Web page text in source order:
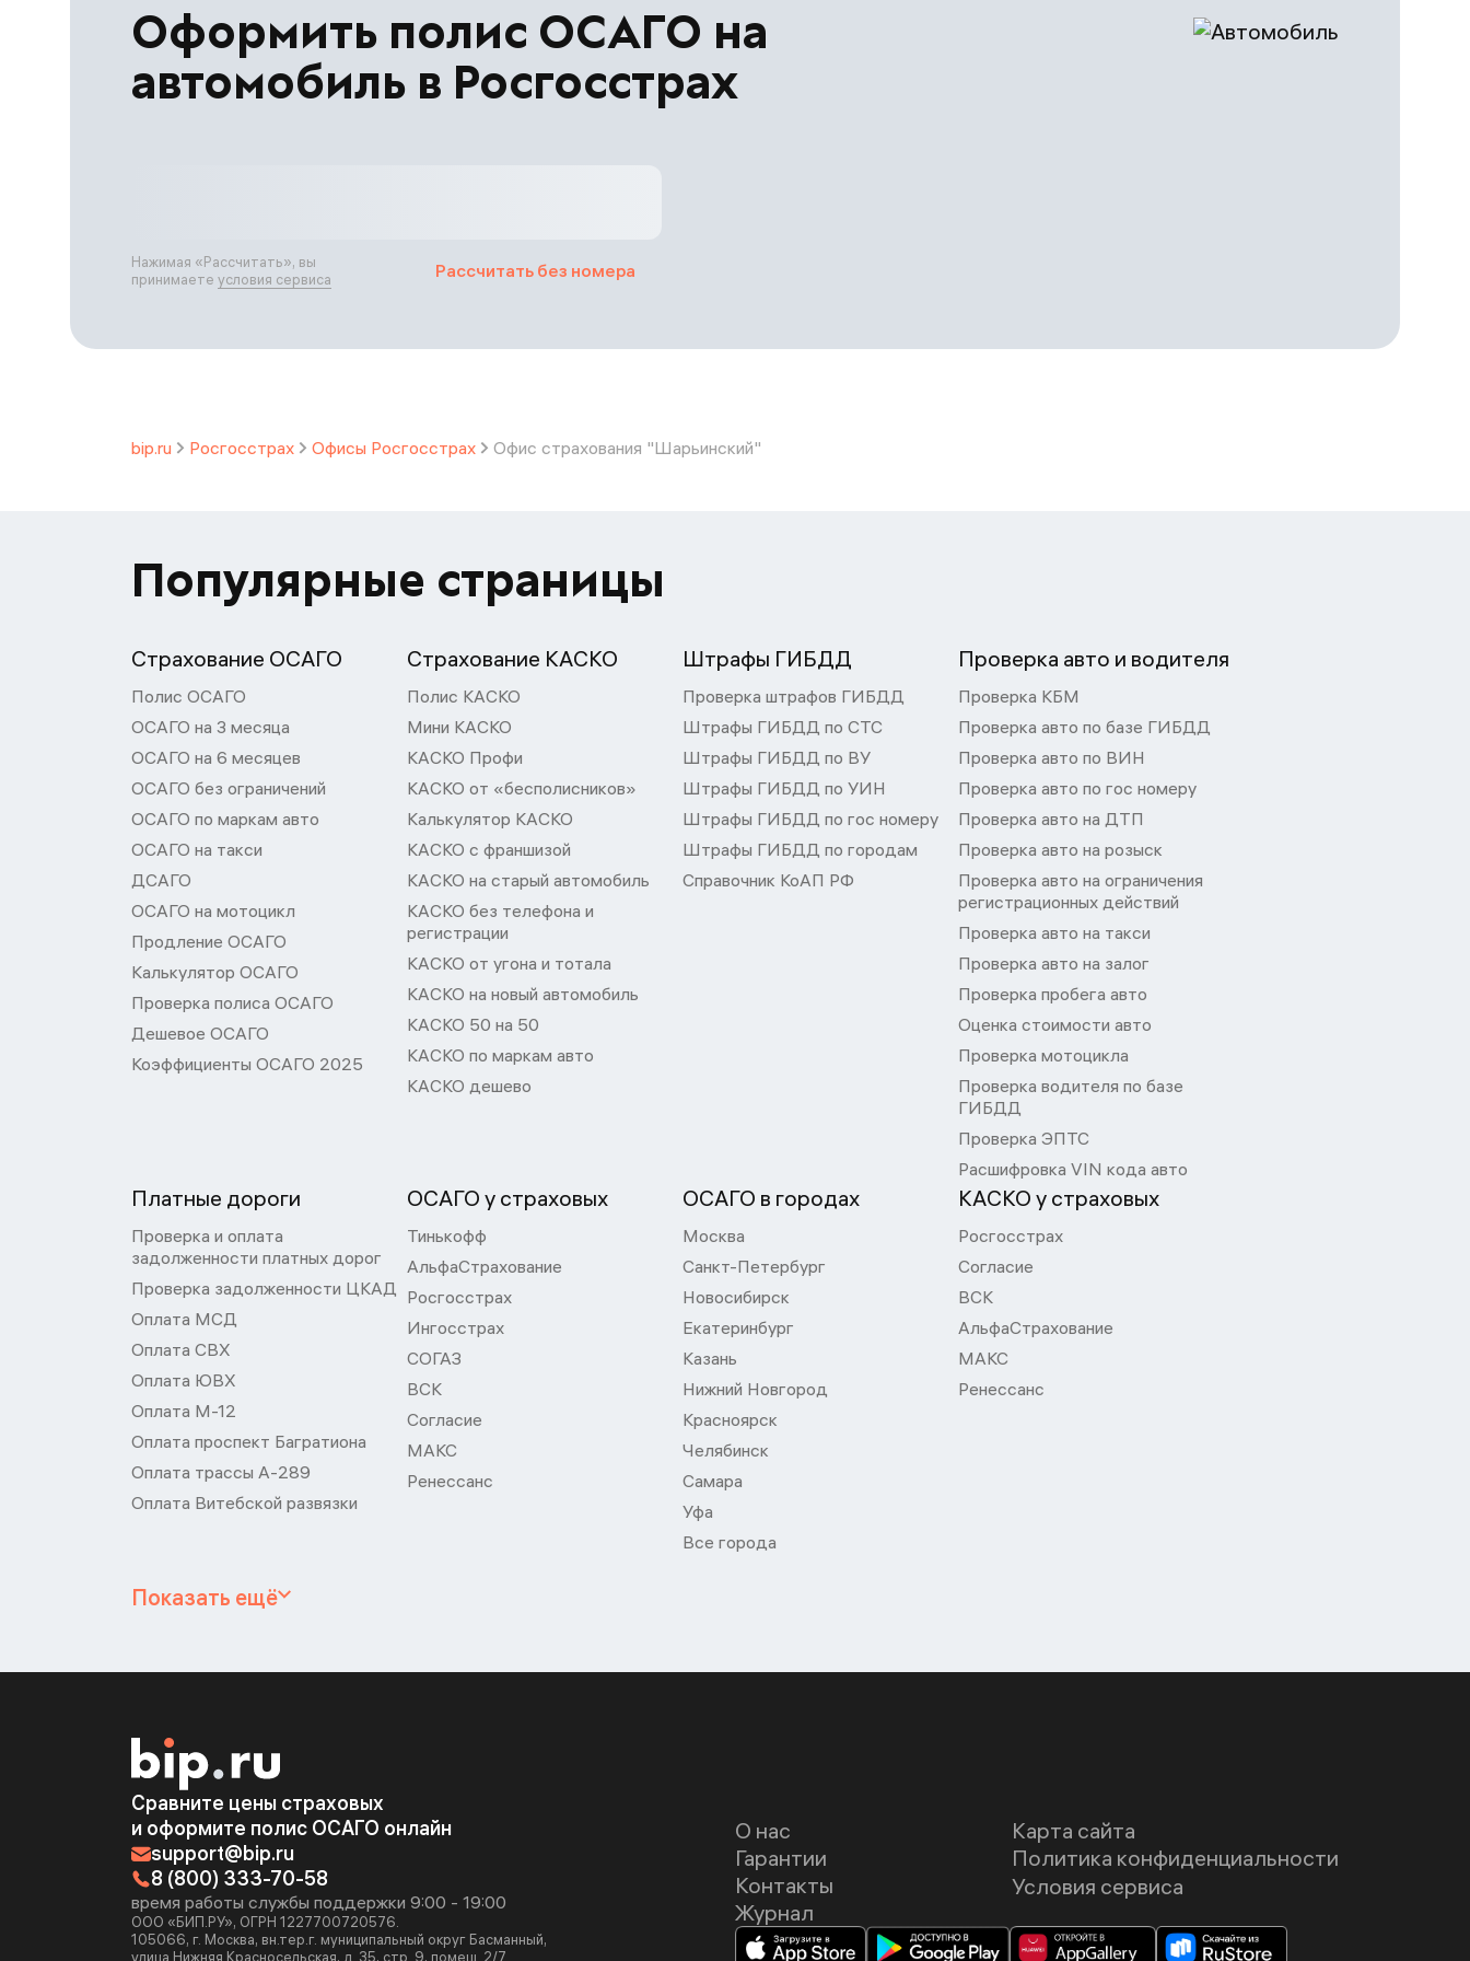
Оформить полис ОСАГО на
автомобиль в Росгосстрах
Рассчитать без номера
Нажимая «Рассчитать», вы
принимаете условия сервиса
bip.ru Росгосстрах Офисы Росгосстрах Офис страхования "Шарьинский"
Популярные страницы
Страхование ОСАГО
Полис ОСАГО
ОСАГО на 3 месяца
ОСАГО на 6 месяцев
ОСАГО без ограничений
ОСАГО по маркам авто
ОСАГО на такси
ДСАГО
ОСАГО на мотоцикл
Продление ОСАГО
Калькулятор ОСАГО
Проверка полиса ОСАГО
Дешевое ОСАГО
Коэффициенты ОСАГО 2025
Страхование КАСКО
Полис КАСКО
Мини КАСКО
КАСКО Профи
КАСКО от «бесполисников»
Калькулятор КАСКО
КАСКО с франшизой
КАСКО на старый автомобиль
КАСКО без телефона и
регистрации
КАСКО от угона и тотала
КАСКО на новый автомобиль
КАСКО 50 на 50
КАСКО по маркам авто
КАСКО дешево
Штрафы ГИБДД
Проверка штрафов ГИБДД
Штрафы ГИБДД по СТС
Штрафы ГИБДД по ВУ
Штрафы ГИБДД по УИН
Штрафы ГИБДД по гос номеру
Штрафы ГИБДД по городам
Справочник КоАП РФ
Проверка авто и водителя
Проверка КБМ
Проверка авто по базе ГИБДД
Проверка авто по ВИН
Проверка авто по гос номеру
Проверка авто на ДТП
Проверка авто на розыск
Проверка авто на ограничения
регистрационных действий
Проверка авто на такси
Проверка авто на залог
Проверка пробега авто
Оценка стоимости авто
Проверка мотоцикла
Проверка водителя по базе
ГИБДД
Проверка ЭПТС
Расшифровка VIN кода авто
Платные дороги
Проверка и оплата
задолженности платных дорог
Проверка задолженности ЦКАД
Оплата МСД
Оплата СВХ
Оплата ЮВХ
Оплата М-12
Оплата проспект Багратиона
Оплата трассы А-289
Оплата Витебской развязки
ОСАГО у страховых
Тинькофф
АльфаСтрахование
Росгосстрах
Ингосстрах
СОГАЗ
ВСК
Согласие
МАКС
Ренессанс
ОСАГО в городах
Москва
Санкт-Петербург
Новосибирск
Екатеринбург
Казань
Нижний Новгород
Красноярск
Челябинск
Самара
Уфа
Все города
КАСКО у страховых
Росгосстрах
Согласие
ВСК
АльфаСтрахование
МАКС
Ренессанс
Показать ещё
Сравните цены страховых
и оформите полис ОСАГО онлайн
support@bip.ru
8 (800) 333-70-58
время работы службы поддержки 9:00 - 19:00
ООО «БИП.РУ», ОГРН 1227700720576.
105066, г. Москва, вн.тер.г. муниципальный округ Басманный,
улица Нижняя Красносельская, д. 35, стр. 9, помещ. 2/7
О нас
Гарантии
Контакты
Журнал
Карта сайта
Политика конфиденциальности
Условия сервиса